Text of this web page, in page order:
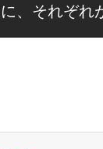
、それぞれ